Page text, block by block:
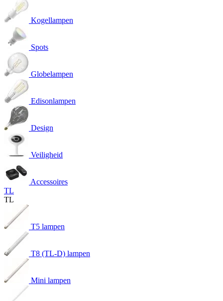
Kogellampen
Spots
Globelampen
Edisonlampen
Design
Veiligheid
Accessoires
TL
TL
T5 lampen
T8 (TL-D) lampen
Mini lampen